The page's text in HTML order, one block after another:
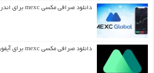
دانلود صرافی مکسی mexc برای اندروید
دانلود صرافی مکسی mexc برای آیفون و ios